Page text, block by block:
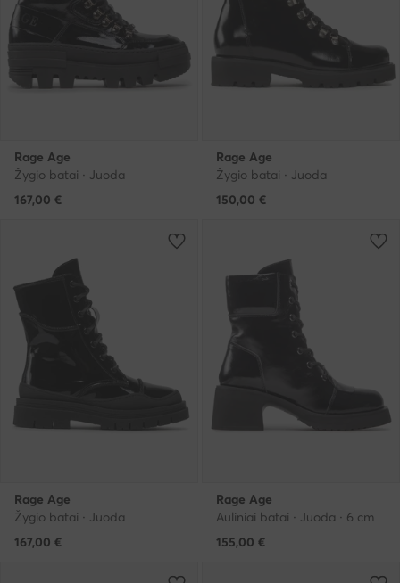
Rage Age
Žygio batai · Juoda
167,00 €
Rage Age
Žygio batai · Juoda
150,00 €
Rage Age
Žygio batai · Juoda
167,00 €
Rage Age
Auliniai batai · Juoda · 6 cm
155,00 €